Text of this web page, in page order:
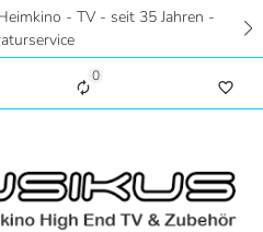
- TV - seit 35 Jahren -
0